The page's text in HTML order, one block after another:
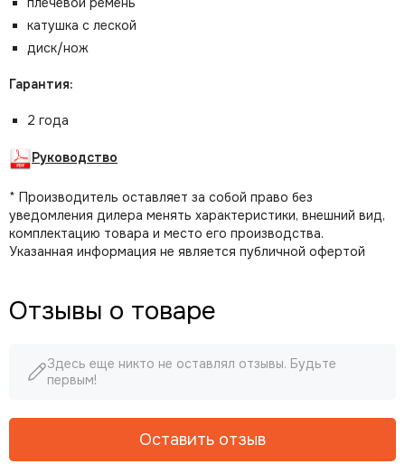
катушка с леской
диск/нож
Гарантия:
2 года
Руководство
* Производитель оставляет за собой право без
уведомления дилера менять характеристики, внешний вид,
комплектацию товара и место его производства.
Указанная информация не является публичной офертой
Отзывы о товаре
Здесь еще никто не оставлял отзывы. Будьте
первым!
Оставить отзыв